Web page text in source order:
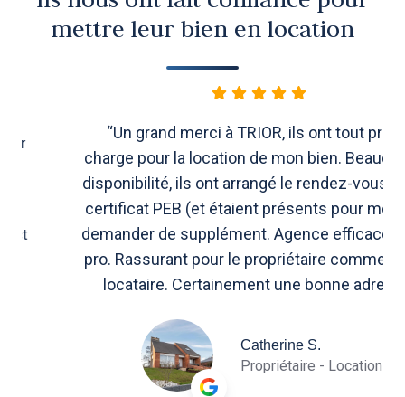
mettre leur bien en location
“Un grand merci à TRIOR, ils ont tout prix en
charge pour la location de mon bien. Beaucoup de
disponibilité, ils ont arrangé le rendez-vous pour le
certificat PEB (et étaient présents pour moi) sans
demander de supplément. Agence efficace et très
pro. Rassurant pour le propriétaire comme pour le
locataire. Certainement une bonne adresse.”
Catherine S.
Propriétaire - Location